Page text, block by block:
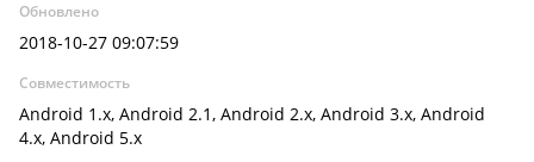
Обновлено
2018-10-27 09:07:59
Совместимость
Android 1.x, Android 2.1, Android 2.x, Android 3.x, Android
4.x, Android 5.x